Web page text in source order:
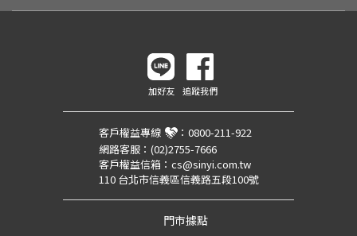
加好友 追蹤我們
客戶權益專線 ： 0800-211-922
網路客服： (02)2755-7666
客戶權益信箱： cs@sinyi.com.tw
110 台北市信義區信義路五段100號
門市據點